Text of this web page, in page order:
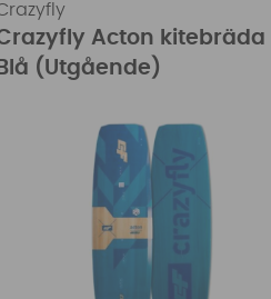
Acton kitebräda
Blå (Utgående)